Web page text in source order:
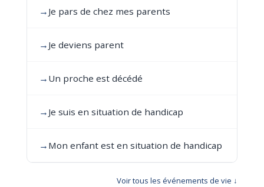
→ Je pars de chez mes parents
→ Je deviens parent
→ Un proche est décédé
→ Je suis en situation de handicap
→ Mon enfant est en situation de handicap
Voir tous les événements de vie ↓